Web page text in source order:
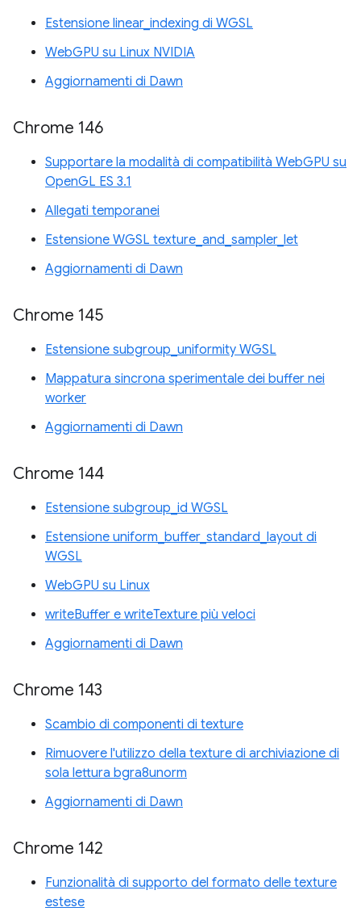
Estensione linear_indexing di WGSL
WebGPU su Linux NVIDIA
Aggiornamenti di Dawn
Chrome 146
Supportare la modalità di compatibilità WebGPU su
OpenGL ES 3.1
Allegati temporanei
Estensione WGSL texture_and_sampler_let
Aggiornamenti di Dawn
Chrome 145
Estensione subgroup_uniformity WGSL
Mappatura sincrona sperimentale dei buffer nei
worker
Aggiornamenti di Dawn
Chrome 144
Estensione subgroup_id WGSL
Estensione uniform_buffer_standard_layout di
WGSL
WebGPU su Linux
writeBuffer e writeTexture più veloci
Aggiornamenti di Dawn
Chrome 143
Scambio di componenti di texture
Rimuovere l'utilizzo della texture di archiviazione di
sola lettura bgra8unorm
Aggiornamenti di Dawn
Chrome 142
Funzionalità di supporto del formato delle texture
estese